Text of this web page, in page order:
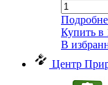
Купить в
В
Центр